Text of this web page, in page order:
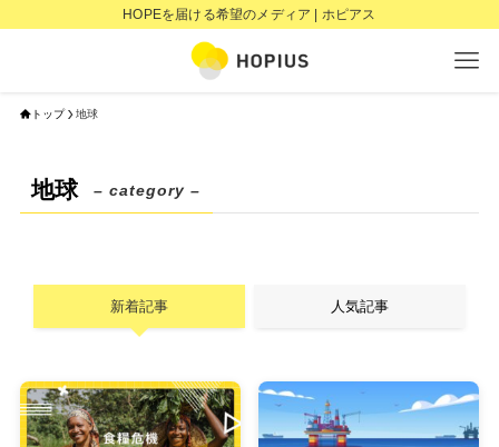
HOPEを届ける希望のメディア | ホピアス
トップ 地球
地球 – category –
新着記事 人気記事